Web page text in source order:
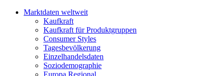
Marktdaten weltweit
Kaufkraft
Kaufkraft für Produktgruppen
Consumer Styles
Tagesbevölkerung
Einzelhandelsdaten
Soziodemographie
Europa Regional